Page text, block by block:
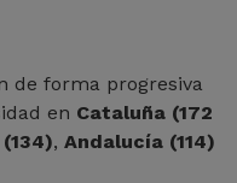
de forma progresiva
en Cataluña (172
, Andalucía (114)